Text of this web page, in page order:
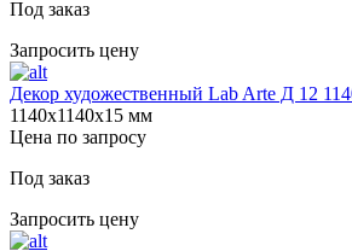
Под заказ
Запросить цену
Декор художественный Lab Arte Д 12
1140х1140х15 мм
Цена по запросу
Под заказ
Запросить цену